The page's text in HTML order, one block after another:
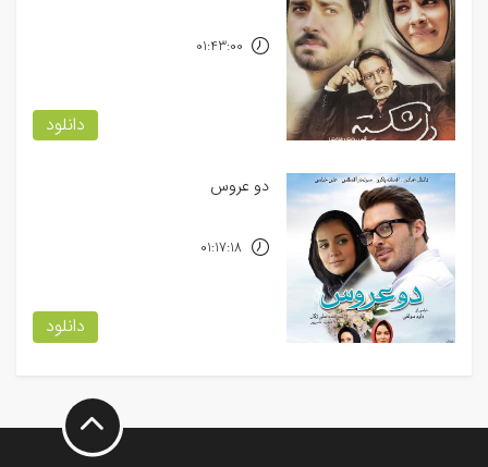
دانلود
01:43:00
دو عروس
دانلود
01:17:18